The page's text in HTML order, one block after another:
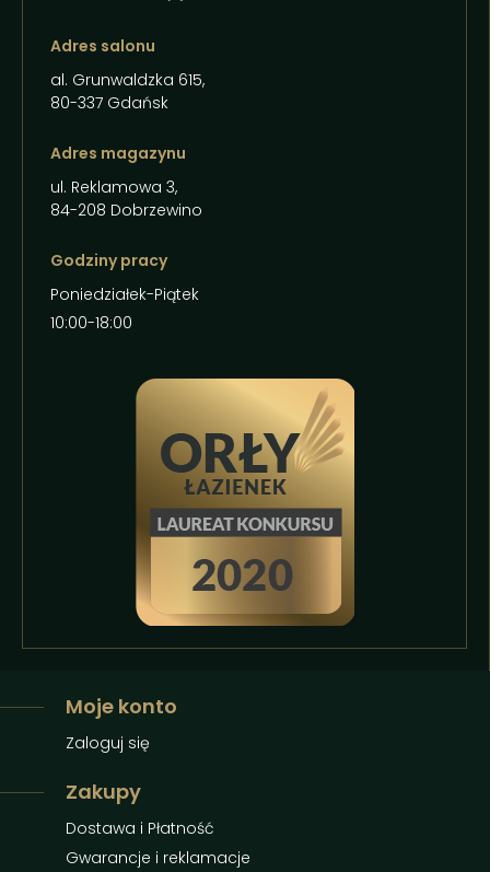
Adres salonu
al. Grunwaldzka 615,
80-337 Gdańsk
Adres magazynu
ul. Reklamowa 3,
84-208 Dobrzewino
Godziny pracy
Poniedziałek-Piątek
10:00-18:00
Moje konto
Zaloguj się
Zakupy
Dostawa i Płatność
Gwarancje i reklamacje